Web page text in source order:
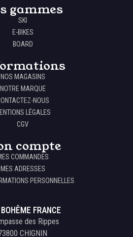
gammes
SKI
E-BIKES
BOARD
NOS MAGASINS
NOTRE MARQUE
NOUS
LÉGALES
CGV
compte
COMMANDES
MES ADRESSES
PERSONNELLES
FRANCE
des Rippes
CHIGNIN